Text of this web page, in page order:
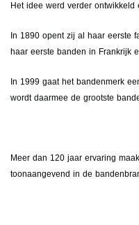
Het idee werd verder
In 1890 opent zij al haar eerste
haar eerste banden in Frankrijk
In 1999 gaat het bandenmerk
wordt daarmee de grootste
Meer dan 120 jaar ervaring
toonaangevend in de